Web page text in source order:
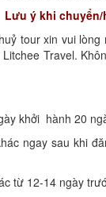
Lưu ý khi
tour xin vui
Travel.
khởi hành 20
ngay sau khi
từ 12-14 ngày